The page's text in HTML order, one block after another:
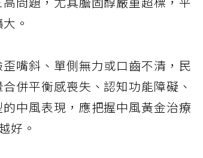
問題，尤其膽固醇嚴重超標，平
。
嘴斜、單側無力或口齒不清，民
併平衡感喪失、認知功能障礙、
中風表現，應把握中風黃金治療
好。